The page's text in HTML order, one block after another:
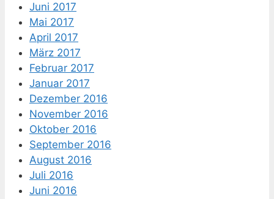
Juni 2017
Mai 2017
April 2017
März 2017
Februar 2017
Januar 2017
Dezember 2016
November 2016
Oktober 2016
September 2016
August 2016
Juli 2016
Juni 2016